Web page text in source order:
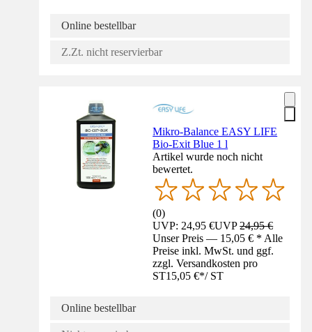
Online bestellbar
Z.Zt. nicht reservierbar
Mikro-Balance EASY LIFE
Bio-Exit Blue 1 l
Artikel wurde noch nicht
bewertet.
(0)
UVP: 24,95 €UVP24,95 €
Unser Preis — 15,05 € * Alle
Preise inkl. MwSt. und ggf.
zzgl. Versandkosten pro
ST15,05 €*/ ST
Online bestellbar